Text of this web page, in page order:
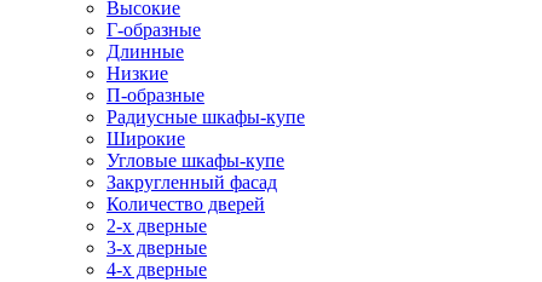
Высокие
Г-образные
Длинные
Низкие
П-образные
Радиусные шкафы-купе
Широкие
Угловые шкафы-купе
Закругленный фасад
Количество дверей
2-х дверные
3-х дверные
4-х дверные